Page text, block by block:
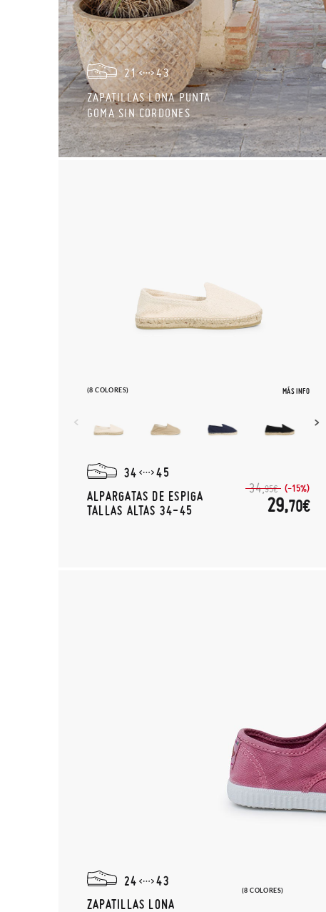
21
43
ZAPATILLAS LONA PUNTA
GOMA SIN CORDONES
(8 COLORES) MÁS INFO
34
45
ALPARGATAS DE ESPIGA
TALLAS ALTAS 34-45
34,95€ (-15%)
29,70€
(8 COLORES)
24
43
ZAPATILLAS LONA